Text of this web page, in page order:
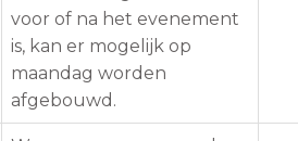
voor of na het evenement
is, kan er mogelijk op
maandag worden
afgebouwd.